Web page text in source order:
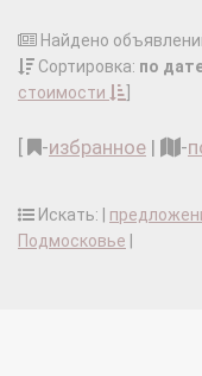
Найдено
Сортировка: по
стоимости
-избранное | -
Искать: |
Подмосковье